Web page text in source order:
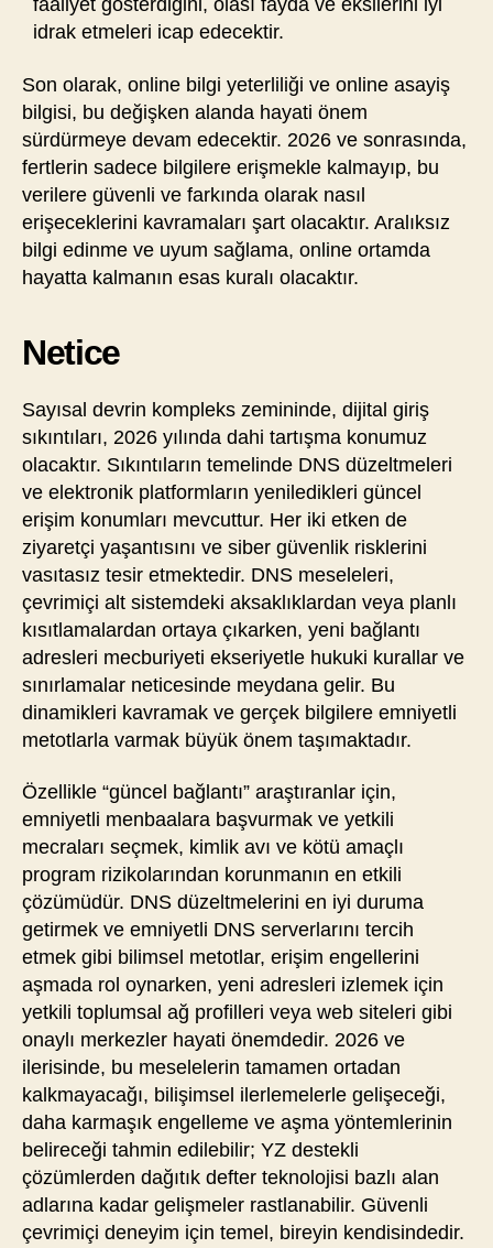
faaliyet gösterdiğini, olası fayda ve eksilerini iyi
idrak etmeleri icap edecektir.
Son olarak, online bilgi yeterliliği ve online asayiş
bilgisi, bu değişken alanda hayati önem
sürdürmeye devam edecektir. 2026 ve sonrasında,
fertlerin sadece bilgilere erişmekle kalmayıp, bu
verilere güvenli ve farkında olarak nasıl
erişeceklerini kavramaları şart olacaktır. Aralıksız
bilgi edinme ve uyum sağlama, online ortamda
hayatta kalmanın esas kuralı olacaktır.
Netice
Sayısal devrin kompleks zemininde, dijital giriş
sıkıntıları, 2026 yılında dahi tartışma konumuz
olacaktır. Sıkıntıların temelinde DNS düzeltmeleri
ve elektronik platformların yeniledikleri güncel
erişim konumları mevcuttur. Her iki etken de
ziyaretçi yaşantısını ve siber güvenlik risklerini
vasıtasız tesir etmektedir. DNS meseleleri,
çevrimiçi alt sistemdeki aksaklıklardan veya planlı
kısıtlamalardan ortaya çıkarken, yeni bağlantı
adresleri mecburiyeti ekseriyetle hukuki kurallar ve
sınırlamalar neticesinde meydana gelir. Bu
dinamikleri kavramak ve gerçek bilgilere emniyetli
metotlarla varmak büyük önem taşımaktadır.
Özellikle “güncel bağlantı” araştıranlar için,
emniyetli menbaalara başvurmak ve yetkili
mecraları seçmek, kimlik avı ve kötü amaçlı
program rizikolarından korunmanın en etkili
çözümüdür. DNS düzeltmelerini en iyi duruma
getirmek ve emniyetli DNS serverlarını tercih
etmek gibi bilimsel metotlar, erişim engellerini
aşmada rol oynarken, yeni adresleri izlemek için
yetkili toplumsal ağ profilleri veya web siteleri gibi
onaylı merkezler hayati önemdedir. 2026 ve
ilerisinde, bu meselelerin tamamen ortadan
kalkmayacağı, bilişimsel ilerlemelerle gelişeceği,
daha karmaşık engelleme ve aşma yöntemlerinin
belireceği tahmin edilebilir; YZ destekli
çözümlerden dağıtık defter teknolojisi bazlı alan
adlarına kadar gelişmeler rastlanabilir. Güvenli
çevrimiçi deneyim için temel, bireyin kendisindedir.